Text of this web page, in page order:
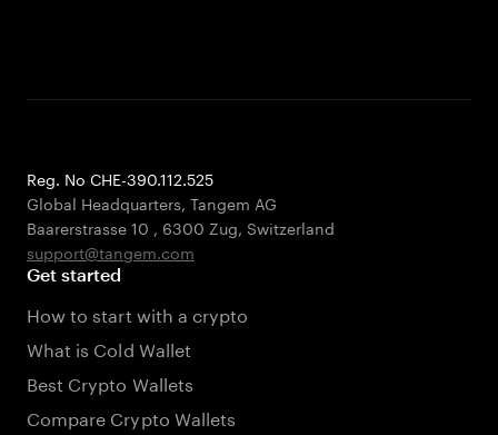
Reg. No CHE-390.112.525
Global Headquarters, Tangem AG
Baarerstrasse 10 , 6300 Zug, Switzerland
support@tangem.com
Get started
How to start with a crypto
What is Cold Wallet
Best Crypto Wallets
Compare Crypto Wallets